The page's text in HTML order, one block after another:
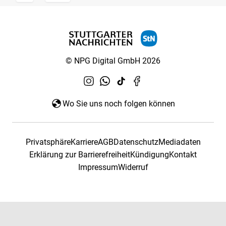
© NPG Digital GmbH 2026
Wo Sie uns noch folgen können
PrivatsphäreKarriereAGBDatenschutzMediadaten
Erklärung zur BarrierefreiheitKündigungKontakt
ImpressumWiderruf